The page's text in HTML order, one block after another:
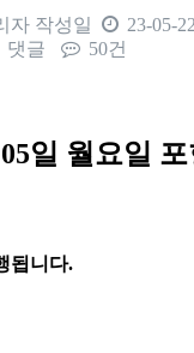
자 작성일 23-05-
댓글 50건
일 월요일
됩니다.